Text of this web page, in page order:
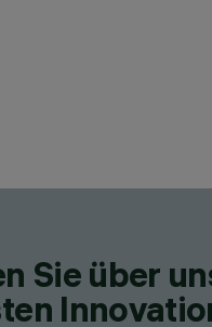
Sie über